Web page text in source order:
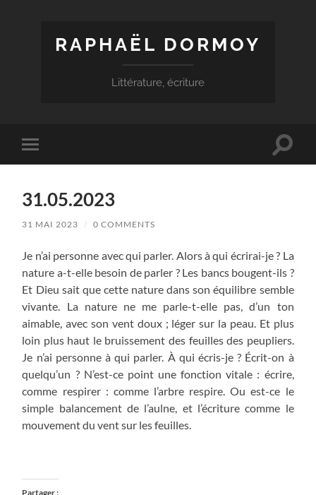
RAPHAËL DORMOY
Littérature, écriture
Toggle
mobile
Toggle
31.05.2023
31 MAI 2023 / 0 COMMENTS
Je n’ai personne avec qui parler. Alors à qui écrirai-je ? La
nature a-t-elle besoin de parler ? Les bancs bougent-ils ?
Et Dieu sait que cette nature dans son équilibre semble
vivante. La nature ne me parle-t-elle pas, d’un ton
aimable, avec son vent doux ; léger sur la peau. Et plus
loin plus haut le bruissement des feuilles des peupliers.
Je n’ai personne à qui parler. À qui écris-je ? Écrit-on à
quelqu’un ? N’est-ce point une fonction vitale : écrire,
comme respirer : comme l’arbre respire. Ou est-ce le
simple balancement de l’aulne, et l’écriture comme le
mouvement du vent sur les feuilles.
Partager :